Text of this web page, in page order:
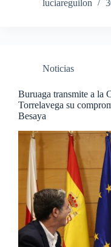
luciareguilon
Noticias
Buruaga transmite a la
Torrelavega su
Besaya